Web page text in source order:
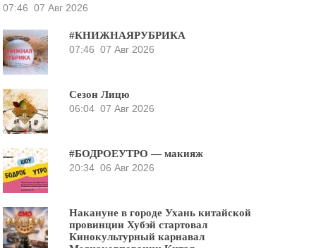
07:46 07 Авг 2026
#КНИЖНАЯРУБРИКА
07:46 07 Авг 2026
Сезон Лицю
06:04 07 Авг 2026
#БОДРОЕУТРО — макияж
20:34 06 Авг 2026
Накануне в городе Ухань китайской
провинции Хубэй стартовал
Кинокультурный карнавал